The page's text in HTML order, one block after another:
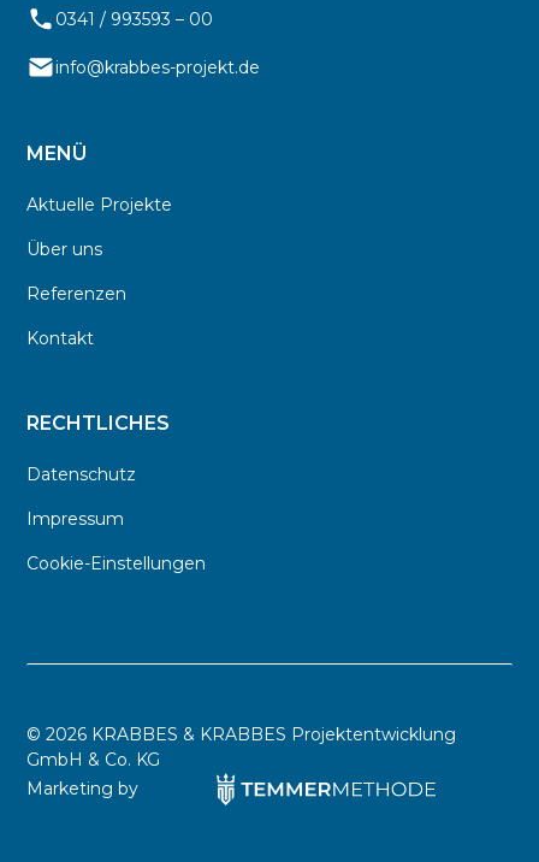
0341 / 993593 – 00
info@krabbes-projekt.de
MENÜ
Aktuelle Projekte
Über uns
Referenzen
Kontakt
RECHTLICHES
Datenschutz
Impressum
Cookie-Einstellungen
©2026 KRABBES & KRABBES Projektentwicklung
GmbH & Co. KG
Marketing by